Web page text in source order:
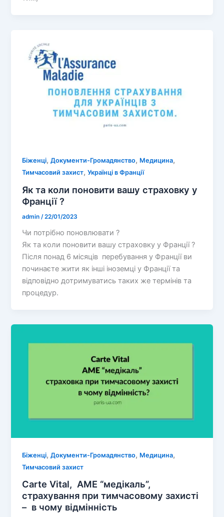
Біженці,Документи-Громадянство, Медицина,
Тимчасовий захист,Українці в Франції
Як та коли поновити вашу страховку у
Франції ?
admin /22/01/2023
Чи потрібно поновлювати ?
Як та коли поновити вашу страховку у Франції ?
Після понад 6 місяців перебування у Франції ви
починаєте жити як інші іноземці у Франції та
відповідно дотримуватись таких же термінів та
процедур.
Біженці,Документи-Громадянство, Медицина,
Тимчасовий захист
Carte Vital, AME “медікаль”,
страхування при тимчасовому захисті
– в чому відмінність